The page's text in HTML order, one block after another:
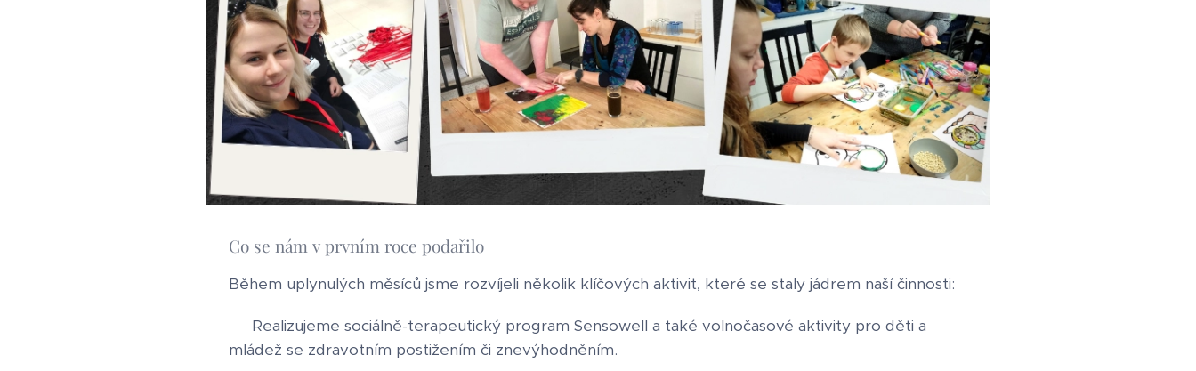
Co se nám v prvním roce podařilo
Během uplynulých měsíců jsme rozvíjeli několik klíčových aktivit, které se staly jádrem naší činnosti:
👉 Realizujeme sociálně-terapeutický program Sensowell a také volnočasové aktivity pro děti a
mládež se zdravotním postižením či znevýhodněním.